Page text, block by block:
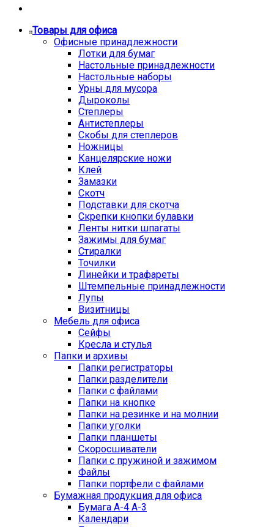
Товары для офиса
Офисные принадлежности
Лотки для бумаг
Настольные принадлежности
Настольные наборы
Урны для мусора
Дыроколы
Степлеры
Антистеплеры
Скобы для степлеров
Ножницы
Канцелярские ножи
Клей
Замазки
Скотч
Подставки для скотча
Скрепки кнопки булавки
Ленты нитки шпагаты
Зажимы для бумаг
Стиралки
Точилки
Линейки и трафареты
Штемпельные принадлежности
Лупы
Визитницы
Мебель для офиса
Сейфы
Кресла и стулья
Папки и архивы
Папки регистраторы
Папки разделители
Папки с файлами
Папки на кнопке
Папки на резинке и на молнии
Папки уголки
Папки планшеты
Скоросшиватели
Папки с пружиной и зажимом
Файлы
Папки портфели с файлами
Бумажная продукция для офиса
Бумага А-4 А-3
Календари